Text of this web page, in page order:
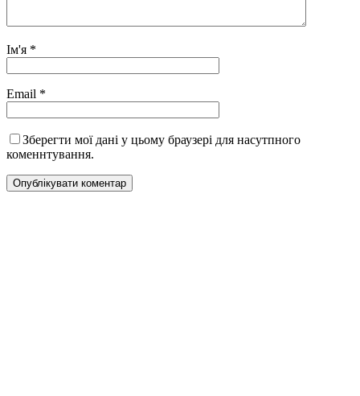
Ім'я *
Email *
Зберегти мої дані у цьому браузері для насутпного
коменнтування.